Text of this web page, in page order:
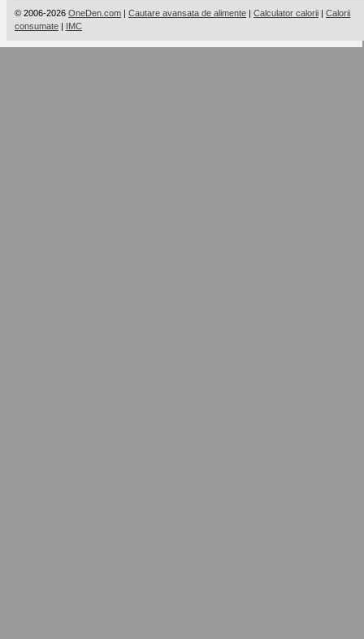
© 2006-2026 OneDen.com | Cautare avansata de alimente | Calculator calorii | Calorii
consumate | IMC